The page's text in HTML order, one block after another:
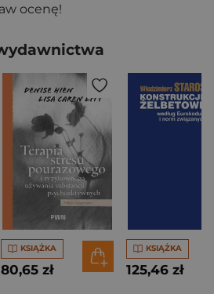
ocenę!
KSIĄŻKA
80,65 zł
KSIĄŻKA
125,46 zł